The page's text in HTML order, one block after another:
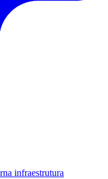
infraestrutura